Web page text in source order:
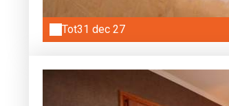
Tot31 dec 27